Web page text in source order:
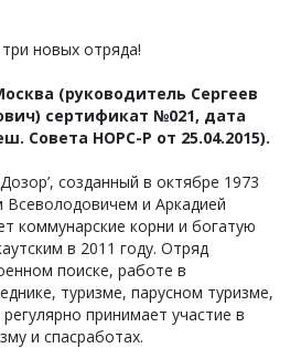
новых отряда!
(руководитель Сергеев
сертификат №021, дата
Совета НОРС-Р от 25.04.2015).
созданный в октябре 1973
и Аркадией
коммунарские корни и богатую
в 2011 году. Отряд
поиске, работе в
туризме, парусном туризме,
принимает участие в
и спасработах.